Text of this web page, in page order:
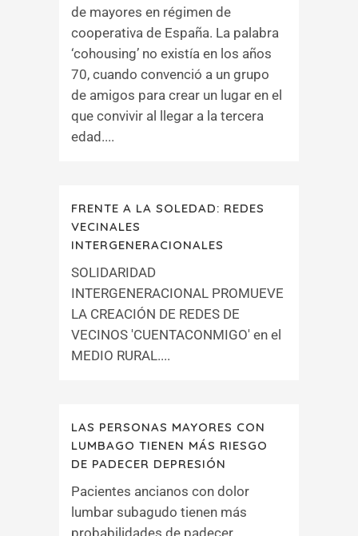
de mayores en régimen de
cooperativa de España. La palabra
‘cohousing’ no existía en los años
70, cuando convenció a un grupo
de amigos para crear un lugar en el
que convivir al llegar a la tercera
edad....
FRENTE A LA SOLEDAD: REDES
VECINALES
INTERGENERACIONALES
SOLIDARIDAD
INTERGENERACIONAL PROMUEVE
LA CREACIÓN DE REDES DE
VECINOS 'CUENTACONMIGO' en el
MEDIO RURAL....
LAS PERSONAS MAYORES CON
LUMBAGO TIENEN MÁS RIESGO
DE PADECER DEPRESIÓN
Pacientes ancianos con dolor
lumbar subagudo tienen más
probabilidades de padecer